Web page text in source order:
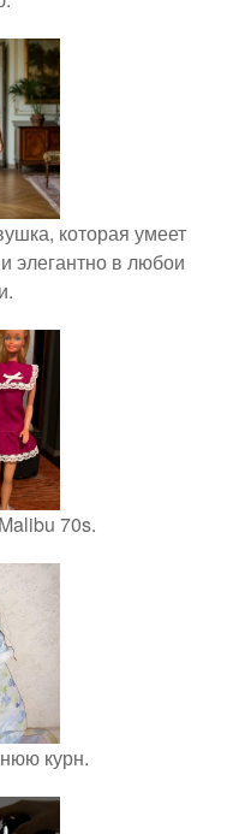
которая умеет
элегантно в любои
70s.
курн.